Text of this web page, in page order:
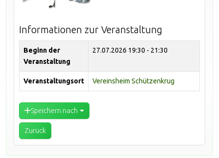
Informationen zur Veranstaltung
Beginn der
Veranstaltung
27.07.2026 19:30 - 21:30
Veranstaltungsort Vereinsheim Schützenkrug
Speichern nach
Zurück